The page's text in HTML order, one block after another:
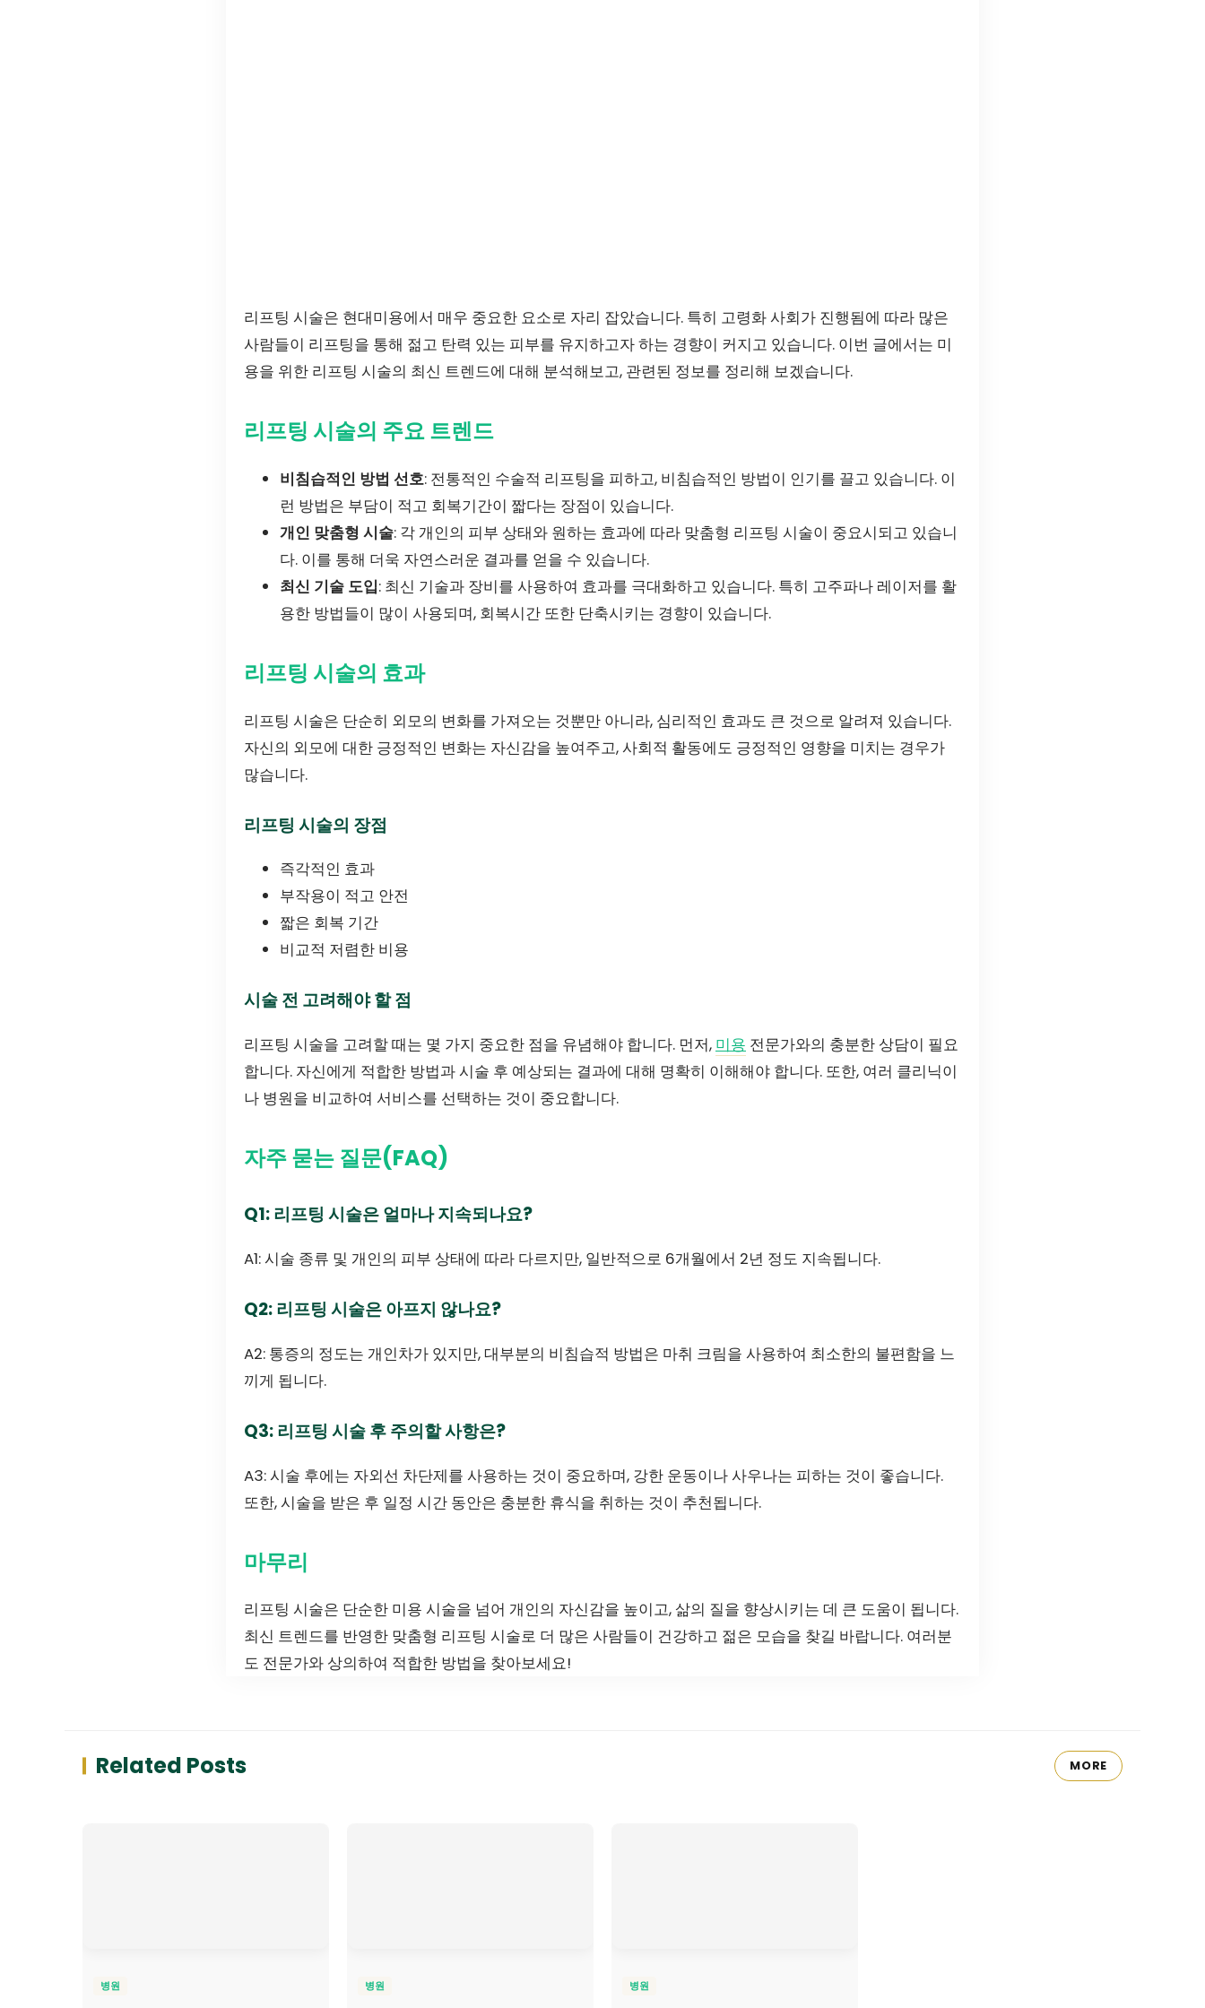
리프팅 시술은 현대미용에서 매우 중요한 요소로 자리 잡았습니다. 특히 고령화 사회가 진행됨에 따라 많은
사람들이 리프팅을 통해 젊고 탄력 있는 피부를 유지하고자 하는 경향이 커지고 있습니다. 이번 글에서는 미
용을 위한 리프팅 시술의 최신 트렌드에 대해 분석해보고, 관련된 정보를 정리해 보겠습니다.
리프팅 시술의 주요 트렌드
비침습적인 방법 선호: 전통적인 수술적 리프팅을 피하고, 비침습적인 방법이 인기를 끌고 있습니다. 이
런 방법은 부담이 적고 회복기간이 짧다는 장점이 있습니다.
개인 맞춤형 시술: 각 개인의 피부 상태와 원하는 효과에 따라 맞춤형 리프팅 시술이 중요시되고 있습니
다. 이를 통해 더욱 자연스러운 결과를 얻을 수 있습니다.
최신 기술 도입: 최신 기술과 장비를 사용하여 효과를 극대화하고 있습니다. 특히 고주파나 레이저를 활
용한 방법들이 많이 사용되며, 회복시간 또한 단축시키는 경향이 있습니다.
리프팅 시술의 효과
리프팅 시술은 단순히 외모의 변화를 가져오는 것뿐만 아니라, 심리적인 효과도 큰 것으로 알려져 있습니다.
자신의 외모에 대한 긍정적인 변화는 자신감을 높여주고, 사회적 활동에도 긍정적인 영향을 미치는 경우가
많습니다.
리프팅 시술의 장점
즉각적인 효과
부작용이 적고 안전
짧은 회복 기간
비교적 저렴한 비용
시술 전 고려해야 할 점
리프팅 시술을 고려할 때는 몇 가지 중요한 점을 유념해야 합니다. 먼저, 미용 전문가와의 충분한 상담이 필요
합니다. 자신에게 적합한 방법과 시술 후 예상되는 결과에 대해 명확히 이해해야 합니다. 또한, 여러 클리닉이
나 병원을 비교하여 서비스를 선택하는 것이 중요합니다.
자주 묻는 질문(FAQ)
Q1: 리프팅 시술은 얼마나 지속되나요?
A1: 시술 종류 및 개인의 피부 상태에 따라 다르지만, 일반적으로 6개월에서 2년 정도 지속됩니다.
Q2: 리프팅 시술은 아프지 않나요?
A2: 통증의 정도는 개인차가 있지만, 대부분의 비침습적 방법은 마취 크림을 사용하여 최소한의 불편함을 느
끼게 됩니다.
Q3: 리프팅 시술 후 주의할 사항은?
A3: 시술 후에는 자외선 차단제를 사용하는 것이 중요하며, 강한 운동이나 사우나는 피하는 것이 좋습니다.
또한, 시술을 받은 후 일정 시간 동안은 충분한 휴식을 취하는 것이 추천됩니다.
마무리
리프팅 시술은 단순한 미용 시술을 넘어 개인의 자신감을 높이고, 삶의 질을 향상시키는 데 큰 도움이 됩니다.
최신 트렌드를 반영한 맞춤형 리프팅 시술로 더 많은 사람들이 건강하고 젊은 모습을 찾길 바랍니다. 여러분
도 전문가와 상의하여 적합한 방법을 찾아보세요!
Related Posts MORE
병원 병원 병원